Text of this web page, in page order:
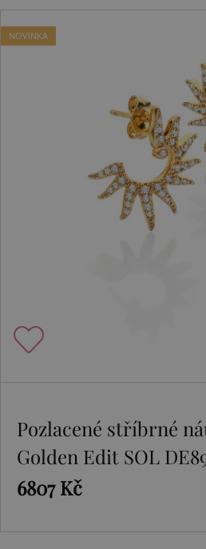
NOVINKA
Pozlacené stříbrné
Golden Edit SOL
6807 Kč